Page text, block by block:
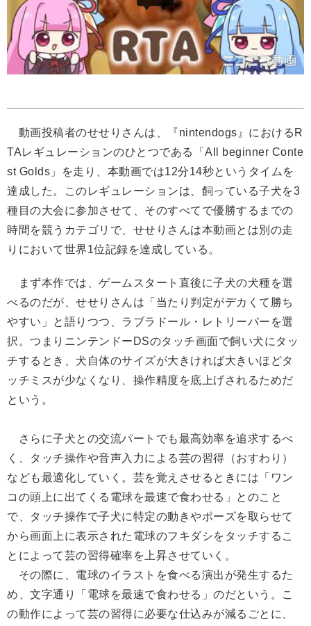
動画投稿者のせせりさんは、『nintendogs』におけるR
TAレギュレーションのひとつである「All beginner Conte
st Golds」を走り、本動画では12分14秒というタイムを
達成した。このレギュレーションは、飼っている子犬を3
種目の大会に参加させて、そのすべてで優勝するまでの
時間を競うカテゴリで、せせりさんは本動画とは別の走
りにおいて世界1位記録を達成している。
まず本作では、ゲームスタート直後に子犬の犬種を選
べるのだが、せせりさんは「当たり判定がデカくて勝ち
やすい」と語りつつ、ラブラドール・レトリーバーを選
択。つまりニンテンドーDSのタッチ画面で飼い犬にタッ
チするとき、犬自体のサイズが大きければ大きいほどタ
ッチミスが少なくなり、操作精度を底上げされるためだ
という。
さらに子犬との交流パートでも最高効率を追求するべ
く、タッチ操作や音声入力による芸の習得（おすわり）
なども最適化していく。芸を覚えさせるときには「ワン
コの頭上に出てくる電球を最速で食わせる」とのこと
で、タッチ操作で子犬に特定の動きやポーズを取らせて
から画面上に表示された電球のフキダシをタッチするこ
とによって芸の習得確率を上昇させていく。
その際に、電球のイラストを食べる演出が発生するた
め、文字通り「電球を最速で食わせる」のだという。こ
の動作によって芸の習得に必要な仕込みが減るごとに、